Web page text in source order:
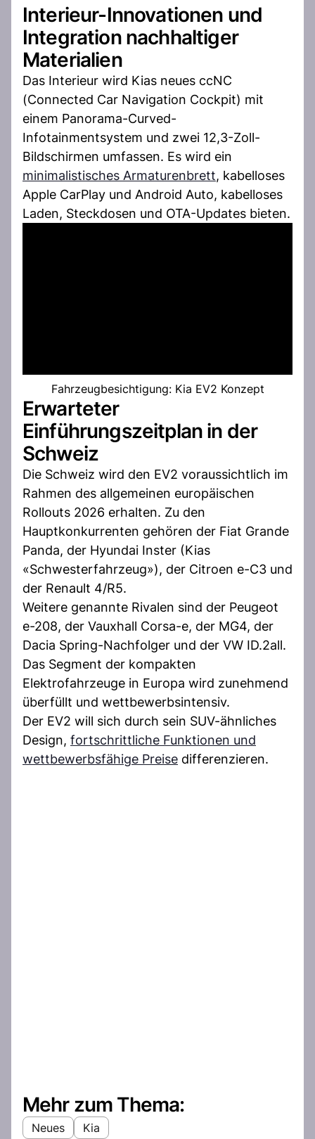
Interieur-Innovationen und
Integration nachhaltiger
Materialien
Das Interieur wird Kias neues ccNC
(Connected Car Navigation Cockpit) mit
einem Panorama-Curved-
Infotainmentsystem und zwei 12,3-Zoll-
Bildschirmen umfassen. Es wird ein
minimalistisches Armaturenbrett, kabelloses
Apple CarPlay und Android Auto, kabelloses
Laden, Steckdosen und OTA-Updates bieten.
Fahrzeugbesichtigung: Kia EV2 Konzept
Erwarteter
Einführungszeitplan in der
Schweiz
Die Schweiz wird den EV2 voraussichtlich im
Rahmen des allgemeinen europäischen
Rollouts 2026 erhalten. Zu den
Hauptkonkurrenten gehören der Fiat Grande
Panda, der Hyundai Inster (Kias
«Schwesterfahrzeug»), der Citroen e-C3 und
der Renault 4/R5.
Weitere genannte Rivalen sind der Peugeot
e-208, der Vauxhall Corsa-e, der MG4, der
Dacia Spring-Nachfolger und der VW ID.2all.
Das Segment der kompakten
Elektrofahrzeuge in Europa wird zunehmend
überfüllt und wettbewerbsintensiv.
Der EV2 will sich durch sein SUV-ähnliches
Design, fortschrittliche Funktionen und
wettbewerbsfähige Preise differenzieren.
Mehr zum Thema:
Neues Kia